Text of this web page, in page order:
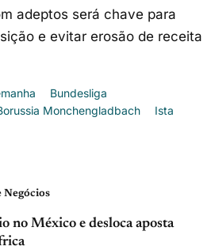
adeptos será chave para
e evitar erosão de receita
Bundesliga
Monchengladbach
Ista
Negócios
no México e desloca aposta